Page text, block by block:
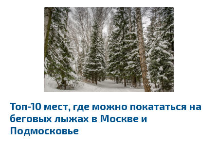
Топ-10 мест, где можно покататься на
беговых лыжах в Москве и
Подмосковье